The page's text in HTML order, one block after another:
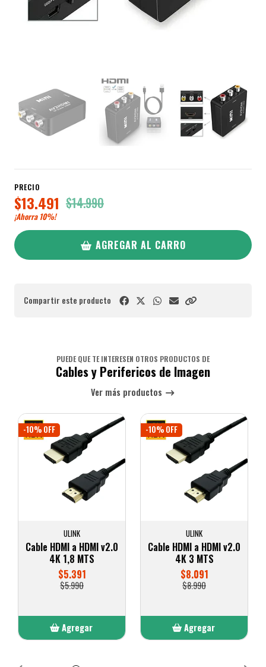
PRECIO
$13.491 $14.990
¡Ahorra 10%!
AGREGAR AL CARRO
Compartir este producto
PUEDE QUE TE INTERESEN OTROS PRODUCTOS DE
Cables y Perifericos de Imagen
Ver más productos
-10% OFF
ULINK
Cable HDMI a HDMI v2.0
4K 1,8 MTS
$5.391
$5.990
Agregar
-10% OFF
ULINK
Cable HDMI a HDMI v2.0
4K 3 MTS
$8.091
$8.990
Agregar